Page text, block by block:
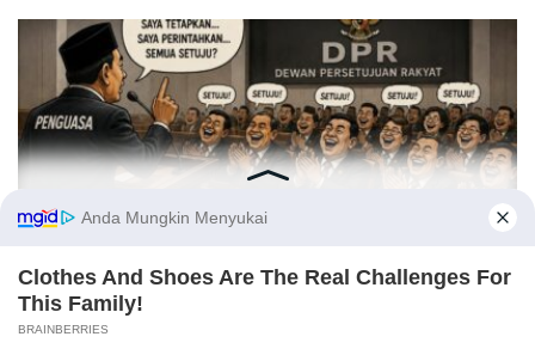
3 Agustus 2026